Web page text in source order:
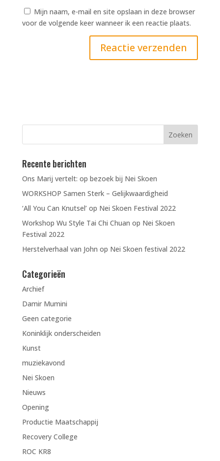
Mijn naam, e-mail en site opslaan in deze browser
voor de volgende keer wanneer ik een reactie plaats.
Recente berichten
Ons Marij vertelt: op bezoek bij Nei Skoen
WORKSHOP Samen Sterk – Gelijkwaardigheid
‘All You Can Knutsel’ op Nei Skoen Festival 2022
Workshop Wu Style Tai Chi Chuan op Nei Skoen
Festival 2022
Herstelverhaal van John op Nei Skoen festival 2022
Categorieën
Archief
Damir Mumini
Geen categorie
Koninklijk onderscheiden
Kunst
muziekavond
Nei Skoen
Nieuws
Opening
Productie Maatschappij
Recovery College
ROC KR8